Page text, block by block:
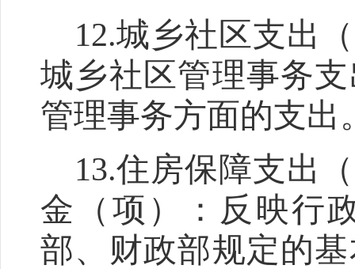
12.城乡社区支出
城乡社区管理事务
管理事务方面的支出
13.住房保障支出
金（项）
：反映行
部、财政部规定的